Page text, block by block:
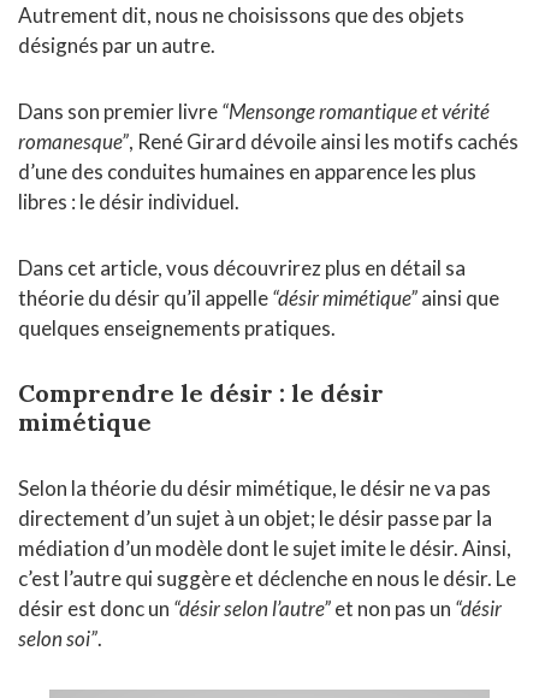
Autrement dit, nous ne choisissons que des objets
désignés par un autre.
Dans son premier livre“Mensonge romantique et vérité
romanesque”, René Girard dévoile ainsi les motifs cachés
d’une des conduites humaines en apparence les plus
libres : le désir individuel.
Dans cet article, vous découvrirez plus en détail sa
théorie du désir qu’il appelle“désir mimétique”ainsi que
quelques enseignements pratiques.
Comprendre le désir : le désir
mimétique
Selon la théorie du désir mimétique, le désir ne va pas
directement d’un sujet à un objet; le désir passe par la
médiation d’un modèle dont le sujet imite le désir. Ainsi,
c’est l’autre qui suggère et déclenche en nous le désir. Le
désir est donc un “désir selon l’autre”et non pas un “désir
selon soi”.